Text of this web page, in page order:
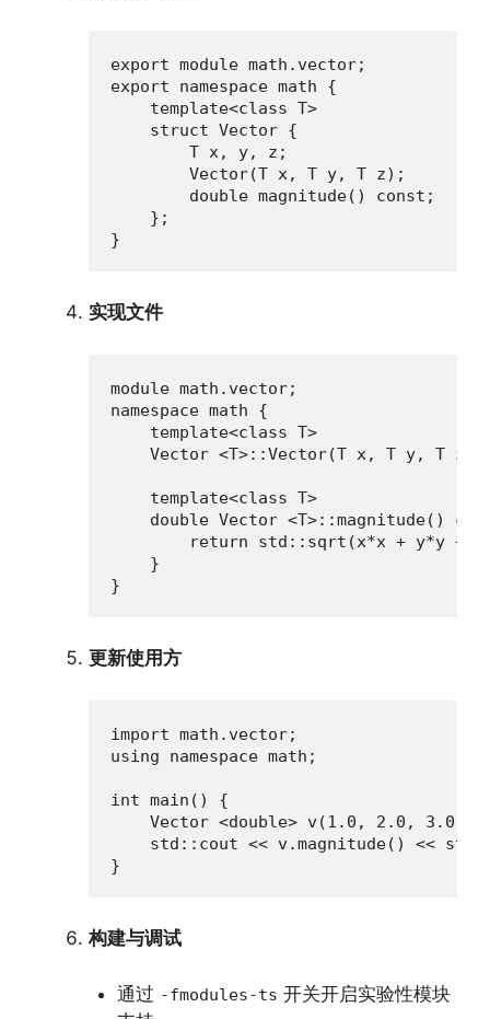
export module math.vector;
export namespace math {
    template<class T>
    struct Vector {
        T x, y, z;
        Vector(T x, T y, T z);
        double magnitude() const;
    };
}
实现文件
module math.vector;
namespace math {
    template<class T>
Vector <T>::Vector(T x, T y, T z)
    template<class T>
double Vector <T>::magnitude()
return std::sqrt(x*x + y*y +
    }
}
更新使用方
import math.vector;
using namespace math;
int main() {
    Vector <double> v(1.0, 2.0, 3.0);
std::cout << v.magnitude() <<
}
构建与调试
通过 -fmodules-ts 开关开启实验性模块